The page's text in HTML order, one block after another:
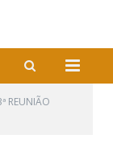
REUNIÃO